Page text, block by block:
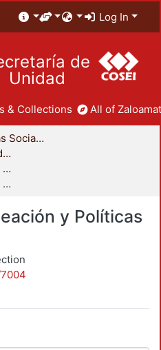
Log In
de
Unidad
& Collections All of
División de Ciencias Sociales y Humanidades
Coordinación Divisional de Posgrado
Maestría en Planeación y Políticas Metropolitanas
Maestría en Planeación y Políticas Metropolitanas
y Políticas